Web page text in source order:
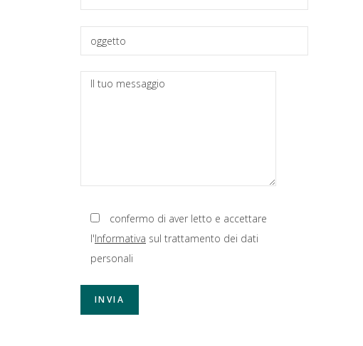
confermo di aver letto e accettare
l'Informativa sul trattamento dei dati
personali